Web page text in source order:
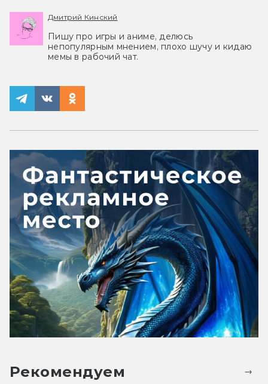
Дмитрий Кинский
Пишу про игры и аниме, делюсь
непопулярным мнением, плохо шучу и кидаю
мемы в рабочий чат.
Рекомендуем